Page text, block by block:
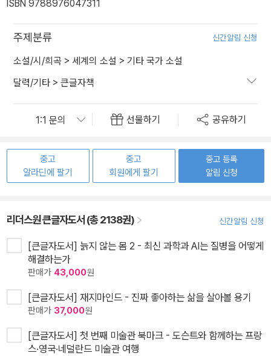
ISBN 9788976047311
주제분류 신간알림 신청
소설/시/희곡 > 세계의 소설 > 기타 국가 소설
달력/기타 > 큰글자책
선물하기 공유하기
중고
알라딘에 팔기
중고
회원에게 팔기
중고 등록
알림 신청
리더스원 큰글자도서 (총 2138권) 신간알림 신청
[큰글자도서] 늙지 않는 몸 2 - 최신 과학과 AI는 질병을 어떻게
해결하는가
판매가 43,000원
[큰글자도서] 재지마인드 - 진짜 좋아하는 삶을 살아볼 용기
판매가 37,000원
[큰글자도서] 첫 번째 미술관 북마크 - 도슨트와 함께하는 프랑
스·영국·네덜란드 미술관 여행